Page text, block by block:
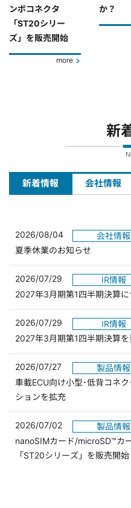
ンボコネクタ
「ST20シリー
ズ」を販売開始
more
か？
新
新着情報 会社情報
2026/08/04
会社情報
夏季休業のお知らせ
2026/07/29
IR情報
2027年3月期第1四半期決算に
2026/07/29
IR情報
2027年3月期第1四半期決算を
2026/07/27
製品情報
車載ECU向け小型･低背コネ
ションを拡充
2026/07/02
製品情報
nanoSIMカード/microSD™カ
「ST20シリーズ」を販売開始